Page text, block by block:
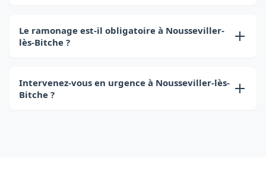
par an pour les combustibles solides (bois,
charbon) et 1 fois par an pour le gaz. C'est une
Le ramonage est-il obligatoire à Nousseviller-
lès-Bitche ?
lès-Bitche comme dans toute la France. Le
certificat de ramonage est indispensable pour
Intervenez-vous en urgence à Nousseviller-lès-
Bitche ?